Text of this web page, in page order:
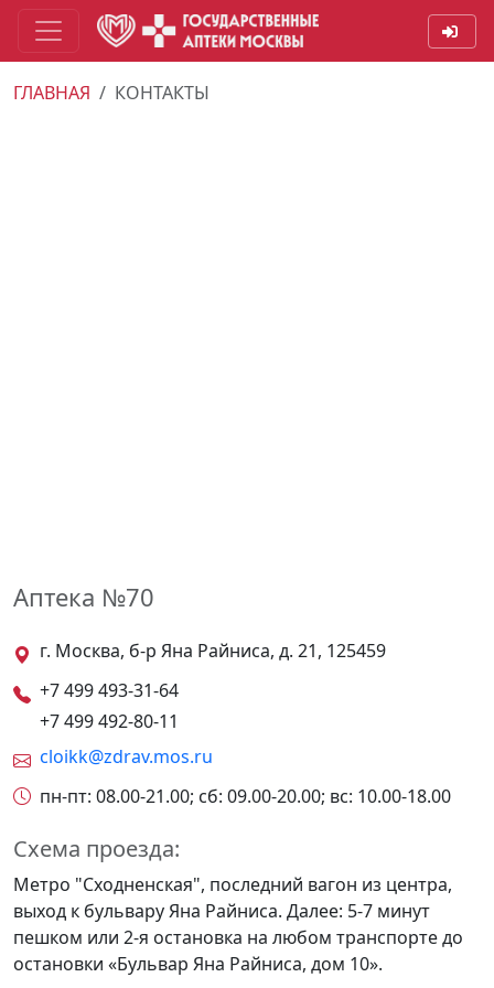
ГЛАВНАЯ КОНТАКТЫ
Аптека №70
г. Москва, б-р Яна Райниса, д. 21, 125459
+7 499 493-31-64
+7 499 492-80-11
cloikk@zdrav.mos.ru
пн-пт: 08.00-21.00; сб: 09.00-20.00; вс: 10.00-18.00
Схема проезда:
Метро "Сходненская", последний вагон из центра,
выход к бульвару Яна Райниса. Далее: 5-7 минут
пешком или 2-я остановка на любом транспорте до
остановки «Бульвар Яна Райниса, дом 10».